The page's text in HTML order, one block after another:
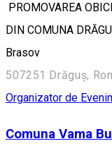
PROMOVAREA
DIN COMUNA
Brasov
507251 Drăguș,
Organizator de
Comuna Vama